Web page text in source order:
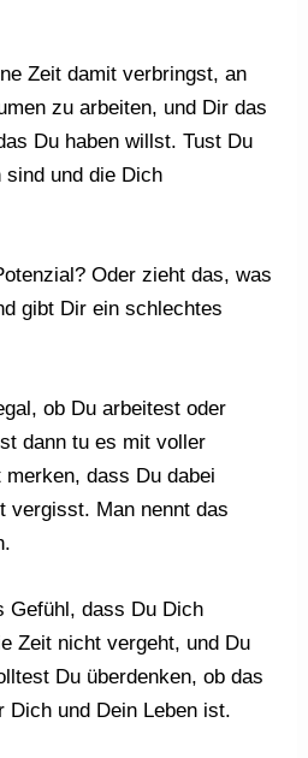
Zeit damit verbringst, an
zu arbeiten, und Dir das
Du haben willst. Tust Du
sind und die Dich
Oder zieht das, was
gibt Dir ein schlechtes
ob Du arbeitest oder
dann tu es mit voller
dass Du dabei
vergisst. Man nennt das
Gefühl, dass Du Dich
Zeit nicht vergeht, und Du
Du überdenken, ob das
und Dein Leben ist.